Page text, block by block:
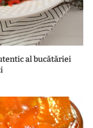
al bucătăriei